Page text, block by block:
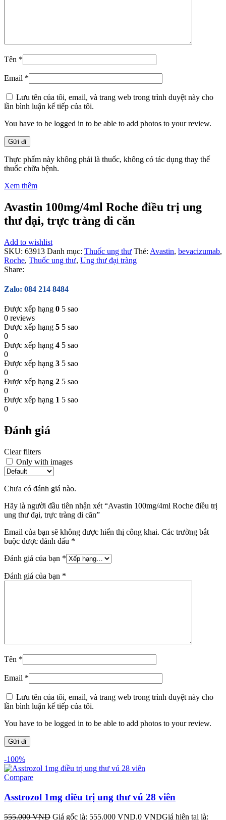
Tên *
Email *
Lưu tên của tôi, email, và trang web trong trình duyệt này cho
lần bình luận kế tiếp của tôi.
You have to be logged in to be able to add photos to your review.
Thực phẩm này không phải là thuốc, không có tác dụng thay thế
thuốc chữa bệnh.
Xem thêm
Avastin 100mg/4ml Roche điều trị ung
thư đại, trực tràng di căn
Add to wishlist
SKU: 63913 Danh mục: Thuốc ung thư Thẻ: Avastin, bevacizumab,
Roche, Thuốc ung thư, Ung thư đại tràng
Share:
Zalo: 084 214 8484
Được xếp hạng 0 5 sao
0 reviews
Được xếp hạng 5 5 sao
0
Được xếp hạng 4 5 sao
0
Được xếp hạng 3 5 sao
0
Được xếp hạng 2 5 sao
0
Được xếp hạng 1 5 sao
0
Đánh giá
Clear filters
Only with images
Chưa có đánh giá nào.
Hãy là người đầu tiên nhận xét “Avastin 100mg/4ml Roche điều trị
ung thư đại, trực tràng di căn”
Email của bạn sẽ không được hiển thị công khai. Các trường bắt
buộc được đánh dấu *
Đánh giá của bạn *
Đánh giá của bạn *
Tên *
Email *
Lưu tên của tôi, email, và trang web trong trình duyệt này cho
lần bình luận kế tiếp của tôi.
You have to be logged in to be able to add photos to your review.
-100%
Compare
Asstrozol 1mg điều trị ung thư vú 28 viên
555.000VND Giá gốc là: 555.000 VND.0 VNDGiá hiện tại là: